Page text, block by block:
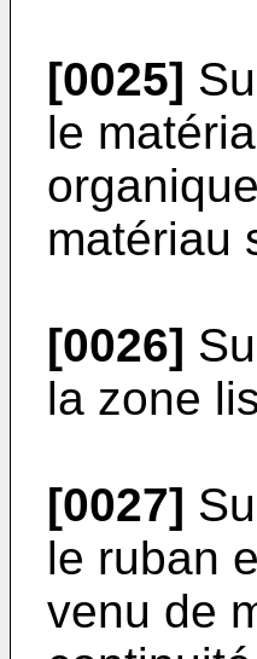
[0025]
le
matériau
[0026]
la zone
[0027]
le ruban
venu de